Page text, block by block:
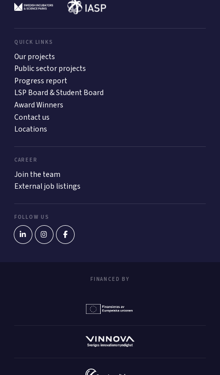
QUICK LINKS
Our projects
Public sector projects
Progress report
LSP Board & Student Board
Award Winners
Contact us
Locations
CAREER
Join the team
External job listings
FOLLOW US
FINANCED BY